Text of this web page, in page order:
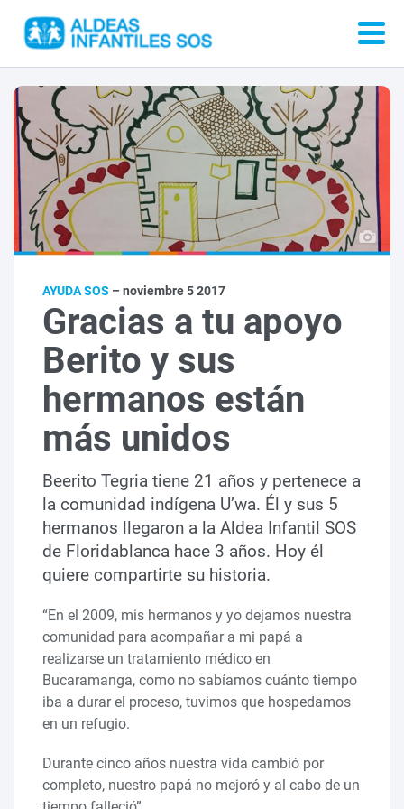
AYUDA SOS – noviembre 5 2017
Gracias a tu apoyo
Berito y sus
hermanos están
más unidos
Beerito Tegria tiene 21 años y pertenece a
la comunidad indígena U’wa. Él y sus 5
hermanos llegaron a la Aldea Infantil SOS
de Floridablanca hace 3 años. Hoy él
quiere compartirte su historia.
“En el 2009, mis hermanos y yo dejamos nuestra
comunidad para acompañar a mi papá a
realizarse un tratamiento médico en
Bucaramanga, como no sabíamos cuánto tiempo
iba a durar el proceso, tuvimos que hospedamos
en un refugio.
Durante cinco años nuestra vida cambió por
completo, nuestro papá no mejoró y al cabo de un